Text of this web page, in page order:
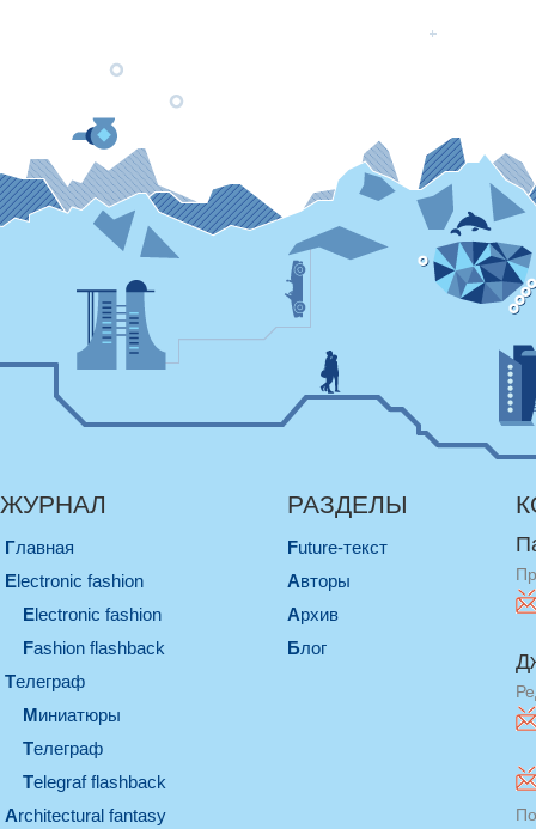
ЖУРНАЛ
Главная
electronic fashion
electronic fashion
Fashion flashback
телеграф
миниатюры
телеграф
Telegraf flashback
architectural fantasy
РАЗДЕЛЫ
Future-текст
Авторы
Архив
Блог